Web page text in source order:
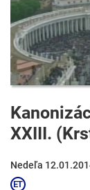
XXIII.
Nedeľa